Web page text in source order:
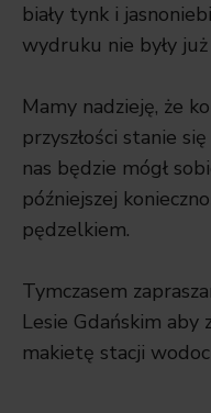
biały tynk i
wydruku nie były
Mamy nadzieję, że
przyszłości stanie
nas będzie mógł
późniejszej
pędzelkiem.
Tymczasem
Lesie Gdańskim aby
makietę stacji